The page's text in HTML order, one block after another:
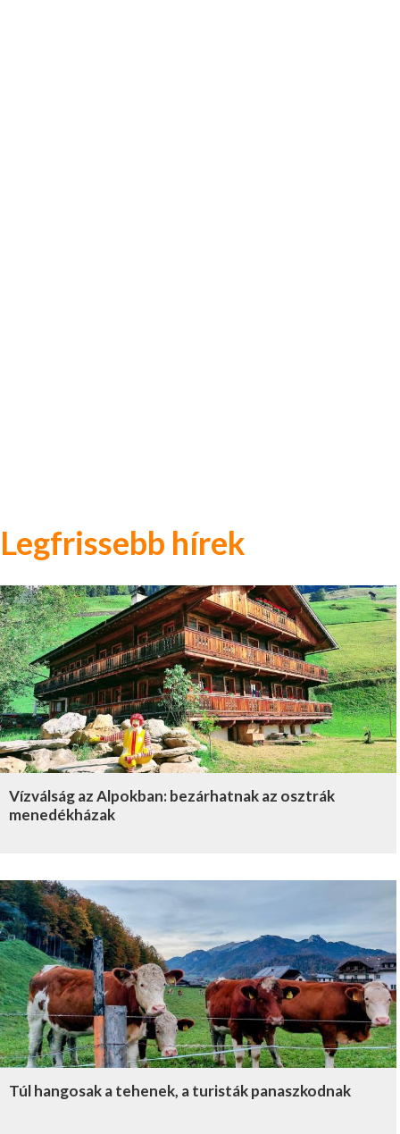
Legfrissebb hírek
Vízválság az Alpokban: bezárhatnak az osztrák
menedékházak
Túl hangosak a tehenek, a turisták panaszkodnak